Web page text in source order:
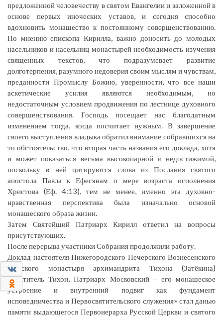
0
0
предложенной человечеству в святом Евангелии и заложенной в
основе первых иноческих уставов, и сегодня способно
вдохновить монашество к постоянному совершенствованию.
По мнению епископа Кирилла, важно доносить до молодых
насельников и насельниц монастырей необходимость изучения
священных текстов, что подразумевает развитие
долготерпения, разумного недоверия своим мыслям и чувствам,
преданности Промыслу Божию, уверенности, что все наши
аскетические усилия являются необходимым, но
недостаточным условием продвижения по лестнице духовного
совершенствования. Господь посещает нас благодатным
изменением тогда, когда посчитает нужным. В завершение
своего выступления владыка обратил внимание собравшихся на
то обстоятельство, что вторая часть названия его доклада, хотя
и может показаться весьма высокопарной и недостижимой,
поскольку в ней цитируются слова из Послания святого
апостола Павла к Ефесянам о мере возраста исполнения
Христова (Еф. 4:13), тем не менее, именно эта духовно-
нравственная перспектива была изначально основой
монашеского образа жизни.
Затем Святейший Патриарх Кирилл ответил на вопросы
присутствующих.
После перерыва участники Собрания продолжили работу.
Доклад настоятеля Нижегородского Печерского Вознесенского
мужского монастыря архимандрита Тихона (Затёкина)
«Святитель Тихон, Патриарх Московский ‒ его монашеское
устроение и внутренний подвиг как фундамент
исповедничества и Первосвятительского служения» стал данью
памяти выдающегося Первоиерарха Русской Церкви и святого